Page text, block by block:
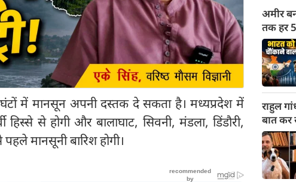
में मानसून अपनी दस्तक दे सकता है। मध्यप्रदेश में
हिस्से से होगी और बालाघाट, सिवनी, मंडला, डिंडौरी,
मानसूनी बारिश होगी।
अमीर
तक हर 5
का
राहुल
बात